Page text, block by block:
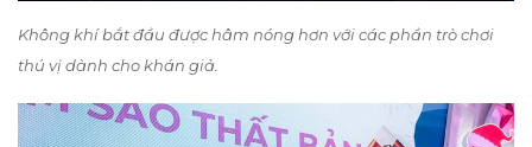
Không khí bắt đầu được hâm nóng hơn với các phần trò chơi
thú vị dành cho khán giả.